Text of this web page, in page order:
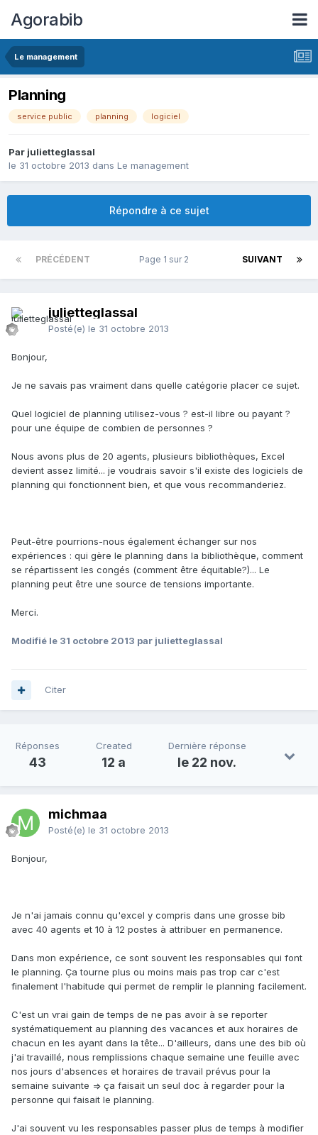
Agorabib
Le management
Planning
service public planning logiciel
Par julietteglassal
le 31 octobre 2013 dans Le management
Répondre à ce sujet
PRÉCÉDENT SUIVANT
Page 1 sur 2
julietteglassal
Posté(e) le 31 octobre 2013
Bonjour,
Je ne savais pas vraiment dans quelle catégorie placer ce sujet.
Quel logiciel de planning utilisez-vous ? est-il libre ou payant ?
pour une équipe de combien de personnes ?
Nous avons plus de 20 agents, plusieurs bibliothèques, Excel
devient assez limité... je voudrais savoir s'il existe des logiciels de
planning qui fonctionnent bien, et que vous recommanderiez.
Peut-être pourrions-nous également échanger sur nos
expériences : qui gère le planning dans la bibliothèque, comment
se répartissent les congés (comment être équitable?)... Le
planning peut être une source de tensions importante.
Merci.
Modifié le 31 octobre 2013 par julietteglassal
Citer
Réponses
43
Created
12 a
Dernière réponse
le 22 nov.
michmaa
Posté(e) le 31 octobre 2013
Bonjour,
Je n'ai jamais connu qu'excel y compris dans une grosse bib
avec 40 agents et 10 à 12 postes à attribuer en permanence.
Dans mon expérience, ce sont souvent les responsables qui font
le planning. Ça tourne plus ou moins mais pas trop car c'est
finalement l'habitude qui permet de remplir le planning facilement.
C'est un vrai gain de temps de ne pas avoir à se reporter
systématiquement au planning des vacances et aux horaires de
chacun en les ayant dans la tête... D'ailleurs, dans une des bib où
j'ai travaillé, nous remplissions chaque semaine une feuille avec
nos jours d'absences et horaires de travail prévus pour la
semaine suivante => ça faisait un seul doc à regarder pour la
personne qui faisait le planning.
J'ai souvent vu les responsables passer plus de temps à modifier